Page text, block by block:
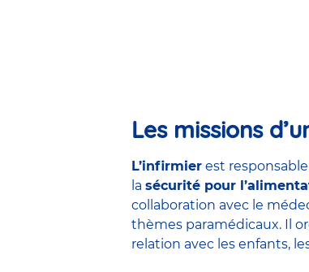
Les missions
L’infirmier est
la sécurité pour
collaboration avec le
thèmes paramédicaux. Il
relation avec les enfants,